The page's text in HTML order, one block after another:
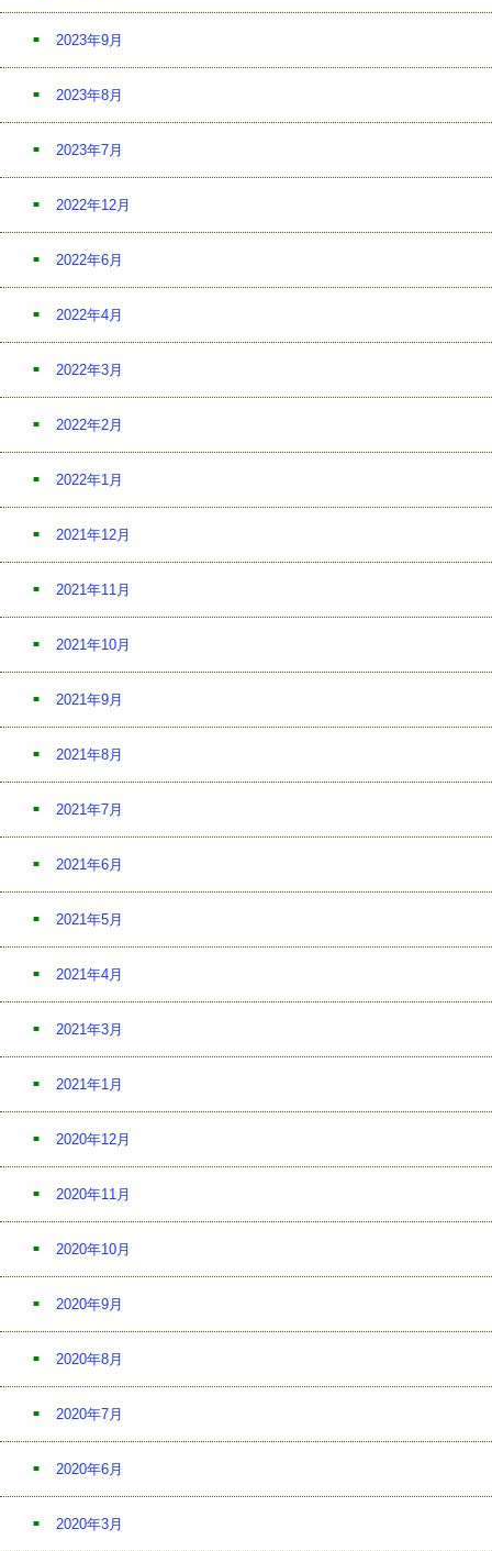
2023年9月
2023年8月
2023年7月
2022年12月
2022年6月
2022年4月
2022年3月
2022年2月
2022年1月
2021年12月
2021年11月
2021年10月
2021年9月
2021年8月
2021年7月
2021年6月
2021年5月
2021年4月
2021年3月
2021年1月
2020年12月
2020年11月
2020年10月
2020年9月
2020年8月
2020年7月
2020年6月
2020年3月